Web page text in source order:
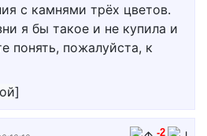
с камнями трёх цветов.
я бы такое и не купила и
понять, пожалуйста, к
]
-2